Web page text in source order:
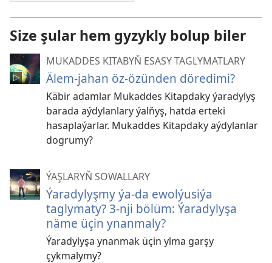
Size şular hem gyzykly bolup biler
MUKADDES KITABYŇ ESASY TAGLYMATLARY
Älem-jahan öz-özünden döredimi?
Käbir adamlar Mukaddes Kitapdaky ýaradylyş
barada aýdylanlary ýalňyş, hatda erteki
hasaplaýarlar. Mukaddes Kitapdaky aýdylanlar
dogrumy?
ÝAŞLARYŇ SOWALLARY
Ýaradylyşmy ýa-da ewolýusiýa
taglymaty? 3-nji bölüm: Ýaradylyşa
näme üçin ynanmaly?
Ýaradylyşa ynanmak üçin ylma garşy
çykmalymy?